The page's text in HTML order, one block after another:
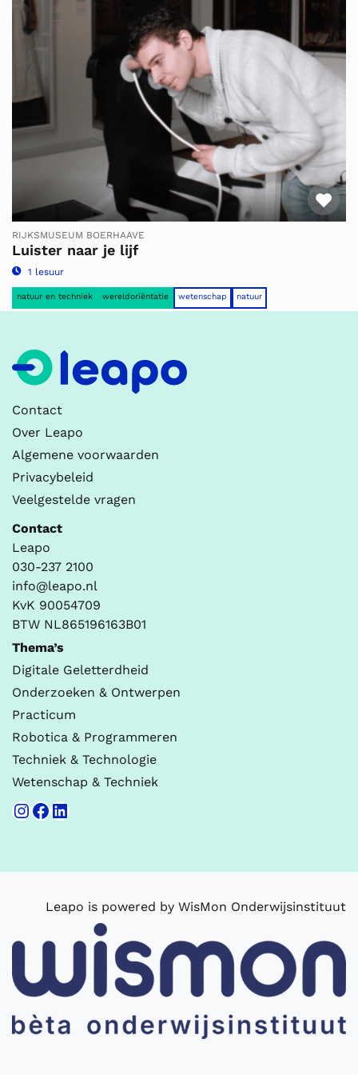
RIJKSMUSEUM BOERHAAVE
Luister naar je lijf
1 lesuur
natuur en techniek wereldoriëntatie wetenschap natuur
Contact
Over Leapo
Algemene voorwaarden
Privacybeleid
Veelgestelde vragen
Contact
Leapo
030-237 2100
info@leapo.nl
KvK 90054709
BTW NL865196163B01
Thema’s
Digitale Geletterdheid
Onderzoeken & Ontwerpen
Practicum
Robotica & Programmeren
Techniek & Technologie
Wetenschap & Techniek
Instagram
Facebook
LinkedIn
Leapo is powered by WisMon Onderwijsinstituut